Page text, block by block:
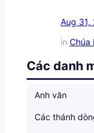
Aug 31,
in Chúa
Các danh
Anh văn
Các thánh